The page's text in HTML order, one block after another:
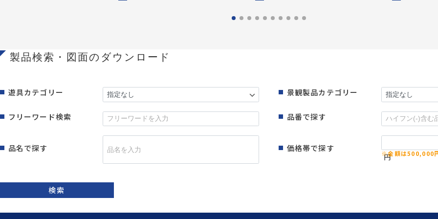
製品検索・図面のダウンロード
遊具カテゴリー 景観製品カテゴリー
フリーワード検索 品番で探す
品名で探す 価格帯で探す
円
検索